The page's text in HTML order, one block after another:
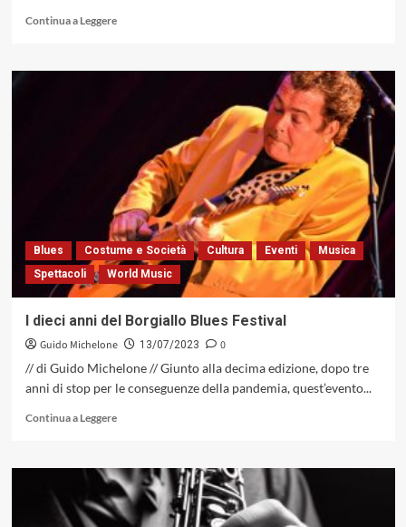
Records,
Continua a LeggereLeggi
su
della
Maremma
dal
15
luglio
al
12
agosto
Blues Costume e Società Cultura Eventi
Musica
Spettacoli
World Music
I dieci anni del Borgiallo Blues Festival
Guido Michelone 13/07/2023
0
// di Guido Michelone // Giunto alla decima edizione, dopo tre
anni di stop per le conseguenze della pandemia, quest’evento...
Continua a LeggereLeggi
su
I
dieci
anni